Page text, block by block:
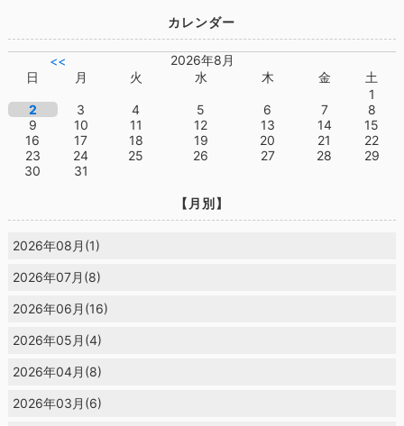
カレンダー
<<
2026年8月
日
月 火 水 木 金
土
1
2
3 4 5 6 7
8
9
10 11 12 13 14
15
16
17 18 19 20 21
22
23
24 25 26 27 28
29
30
31
【月別】
2026年08月(1)
2026年07月(8)
2026年06月(16)
2026年05月(4)
2026年04月(8)
2026年03月(6)